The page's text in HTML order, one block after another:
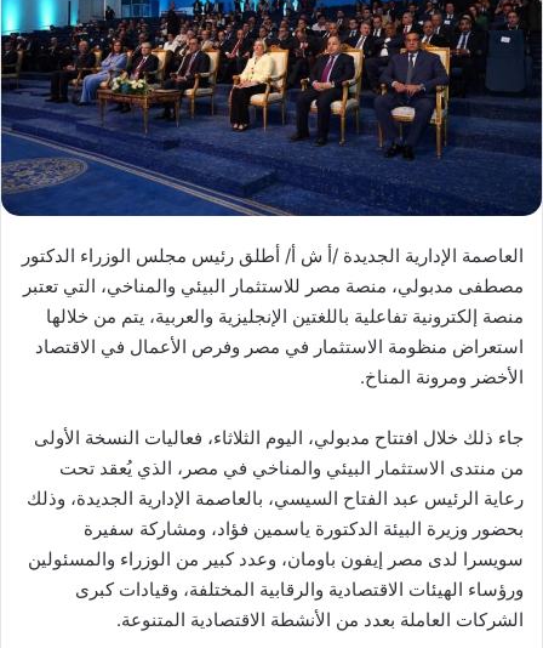
العاصمة الإدارية الجديدة /أ ش أ/ أطلق رئيس مجلس الوزراء الدكتور
مصطفى مدبولي، منصة مصر للاستثمار البيئي والمناخي، التي تعتبر
منصة إلكترونية تفاعلية باللغتين الإنجليزية والعربية، يتم من خلالها
استعراض منظومة الاستثمار في مصر وفرص الأعمال في الاقتصاد
الأخضر ومرونة المناخ.
جاء ذلك خلال افتتاح مدبولي، اليوم الثلاثاء، فعاليات النسخة الأولى
من منتدى الاستثمار البيئي والمناخي في مصر، الذي يُعقد تحت
رعاية الرئيس عبد الفتاح السيسي، بالعاصمة الإدارية الجديدة، وذلك
بحضور وزيرة البيئة الدكتورة ياسمين فؤاد، ومشاركة سفيرة
سويسرا لدى مصر إيفون باومان، وعدد كبير من الوزراء والمسئولين
ورؤساء الهيئات الاقتصادية والرقابية المختلفة، وقيادات كبرى
الشركات العاملة بعدد من الأنشطة الاقتصادية المتنوعة.